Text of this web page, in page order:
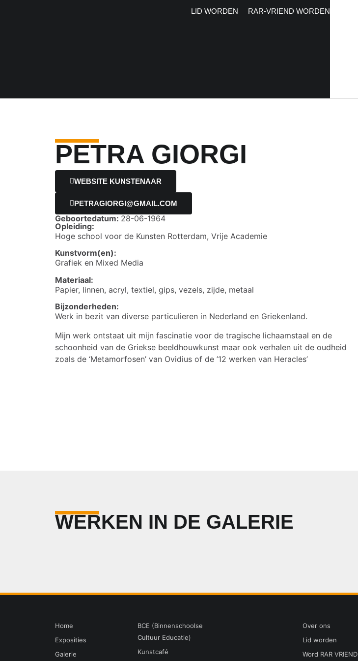
LID WORDEN
RAR-VRIEND WORDEN
PETRA GIORGI
WEBSITE KUNSTENAAR
PETRAGIORGI@GMAIL.COM
Geboortedatum: 28-06-1964
Opleiding:
Hoge school voor de Kunsten Rotterdam, Vrije Academie
Kunstvorm(en):
Grafiek en Mixed Media
Materiaal:
Papier, linnen, acryl, textiel, gips, vezels, zijde, metaal
Bijzonderheden:
Werk in bezit van diverse particulieren in Nederland en Griekenland.
Mijn werk ontstaat uit mijn fascinatie voor de tragische lichaamstaal en de
schoonheid van de Griekse beeldhouwkunst maar ook verhalen uit de oudheid
zoals de ‘Metamorfosen’ van Ovidius of de ’12 werken van Heracles’
WERKEN IN DE GALERIE
Home
Exposities
Galerie
BCE (Binnenschoolse
Cultuur Educatie)
Kunstcafé
Over ons
Lid worden
Word RAR VRIEND